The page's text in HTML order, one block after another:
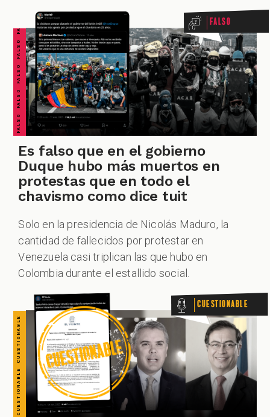
ZOOM
FALSO FALSO FALSO FALSO FALSO FALSO FALSO Falso
Es falso que en el gobierno
Duque hubo más muertos en
protestas que en todo el
chavismo como dice tuit
Solo en la presidencia de Nicolás Maduro, la
cantidad de fallecidos por protestar en
Venezuela casi triplican las que hubo en
Colombia durante el estallido social.
CUESTIONABLE CUESTIONABLE CUESTIONABLE CUESTIONABLE CUESTIONABLE CUESTIONABLE CUESTIONABLE Cuestionable